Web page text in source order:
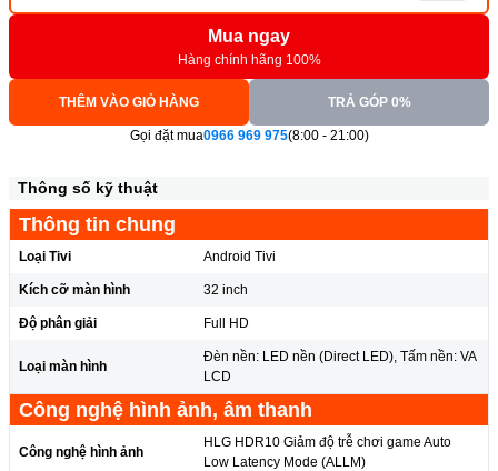
Mua ngay
Hàng chính hãng 100%
THÊM VÀO GIỎ HÀNG TRẢ GÓP 0%
Gọi đặt mua0966 969 975(8:00 - 21:00)
Thông số kỹ thuật
Thông tin chung
Loại Tivi Android Tivi
Kích cỡ màn hình 32 inch
Độ phân giải Full HD
Loại màn hình
Đèn nền: LED nền (Direct LED), Tấm nền: VA
LCD
Công nghệ hình ảnh, âm thanh
Công nghệ hình ảnh
HLG HDR10 Giảm độ trễ chơi game Auto
Low Latency Mode (ALLM)